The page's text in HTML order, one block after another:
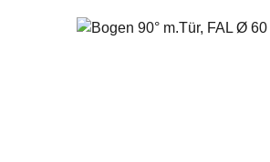
Bildergalerie überspringen